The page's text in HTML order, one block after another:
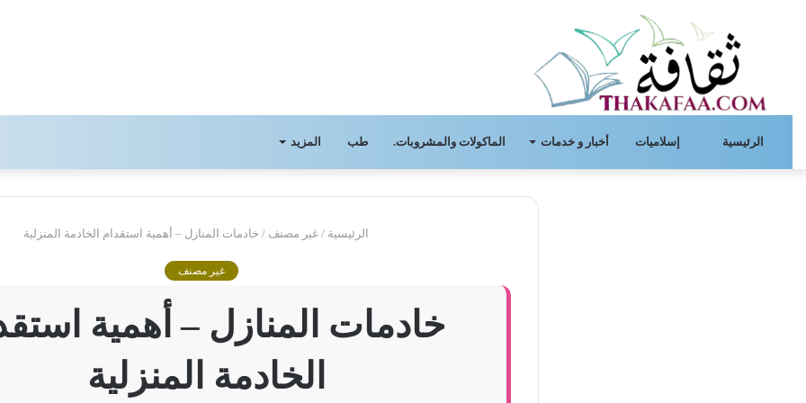
الرئيسية إسلاميات أخبار و خدمات الماكولات والمشروبات. طب المزيد
الرئيسية / غير مصنف / خادمات المنازل – أهمية استقدام الخادمة المنزلية
غير مصنف
خادمات المنازل – أهمية
الخادمة المنزلية